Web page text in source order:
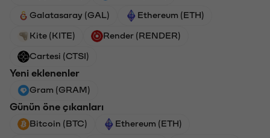
Galatasaray (GAL) Ethereum (ETH)
Kite (KITE) Render (RENDER)
Cartesi (CTSI)
Yeni eklenenler
Gram (GRAM)
Günün öne çıkanları
Bitcoin (BTC) Ethereum (ETH)